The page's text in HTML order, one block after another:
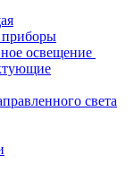
освещение
света